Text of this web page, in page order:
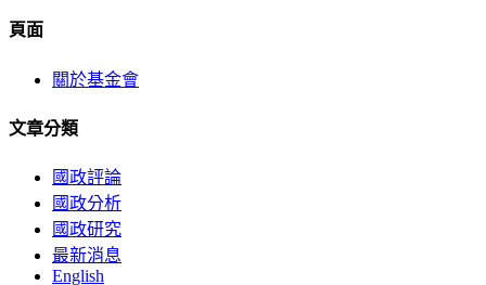
頁面
關於基金會
文章分類
國政評論
國政分析
國政研究
最新消息
English